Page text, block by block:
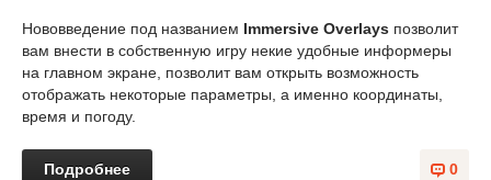
Нововведение под названием Immersive Overlays позволит
вам внести в собственную игру некие удобные информеры
на главном экране, позволит вам открыть возможность
отображать некоторые параметры, а именно координаты,
время и погоду.
0
Подробнее